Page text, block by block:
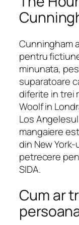
Cunningham
pentru
minunata,
suparatoare
diferite in trei
Woolf in
Los
mangaiere
din New
petrecere
SIDA.
Cum ar